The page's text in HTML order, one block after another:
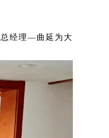
经理—曲延为大